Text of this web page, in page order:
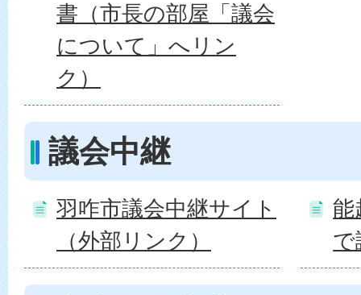
書（市長の部屋「議会
について」へリン
ク）
議会中継
羽咋市議会中継サイト
（外部リンク）
能
で